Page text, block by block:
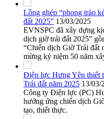
Lồng ghép “phong trào
đất 2025” 13/03/2025
EVNSPC đã xây dựng
dịch giờ trái đất 2025”
“Chiến dịch Giờ Trái đất
mừng kỷ niệm 50 năm
Điện lực Hưng Yên thiết
Trái đất năm 2025 13/03/
Công ty Điện lực (PC)
hưởng ứng chiến dịch
tạo, thiết thực.